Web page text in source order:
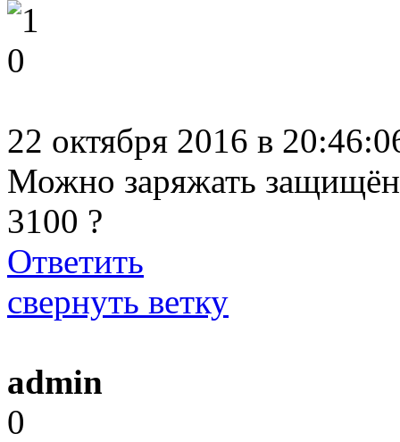
0
22 октября 2016 в
Можно заряжать
3100 ?
Ответить
свернуть ветку
admin
0